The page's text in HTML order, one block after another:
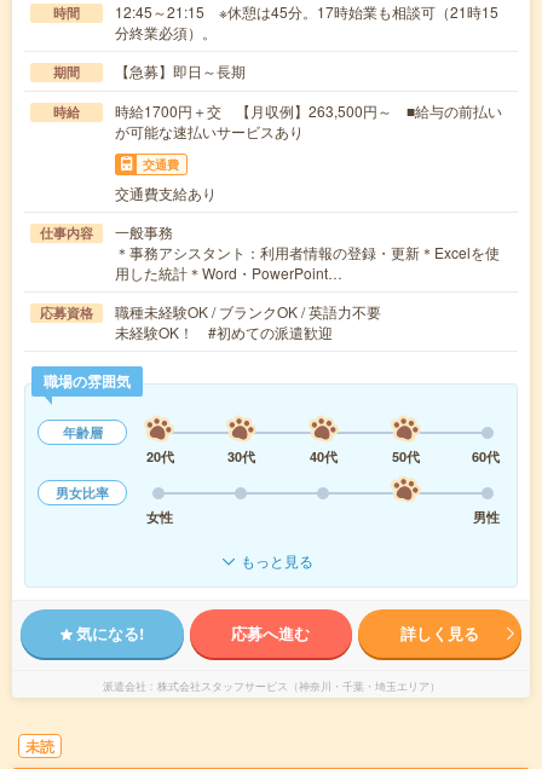
時間
12:45～21:15 ※休憩は45分。17時始業も相談可（21時15
分終業必須）。
期間 【急募】即日～長期
時給
時給1700円＋交 【月収例】263,500円～ ■給与の前払い
が可能な速払いサービスあり
交通費
交通費支給あり
仕事内容
一般事務
＊事務アシスタント：利用者情報の登録・更新＊Excelを使
用した統計＊Word・PowerPoint…
応募資格
職種未経験OK / ブランクOK / 英語力不要
未経験OK！ #初めての派遣歓迎
職場の雰囲気
年齢層
20代
30代 40代 50代
60代
男女比率
女性
男性
もっと見る
気になる! 応募へ進む 詳しく見る
派遣会社 株式会社スタッフサービス（神奈川・千葉・埼玉エリア）
未読